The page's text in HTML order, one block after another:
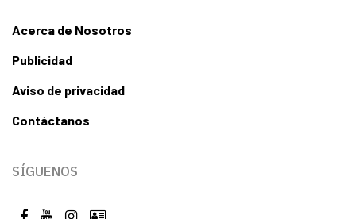
Acerca de Nosotros
Publicidad
Aviso de privacidad
Contáctanos
SÍGUENOS